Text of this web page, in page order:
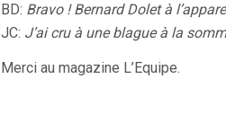
BD: Bravo ! Bernard Dolet à
JC: J’ai cru à une blague à la
Merci au magazine L’Equipe.